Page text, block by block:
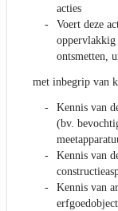
acties
Voert deze
oppervlakkig
ontsmetten,
met inbegrip van
Kennis van
(bv.
Kennis van
Kennis van